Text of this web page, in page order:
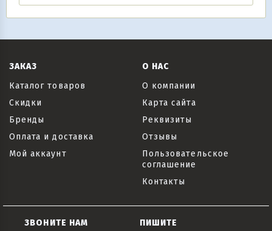
ЗАКАЗ
Каталог товаров
Скидки
Бренды
Оплата и доставка
Мой аккаунт
О НАС
О компании
Карта сайта
Реквизиты
Отзывы
Пользовательское
соглашение
Контакты
ЗВОНИТЕ НАМ
ПИШИТЕ